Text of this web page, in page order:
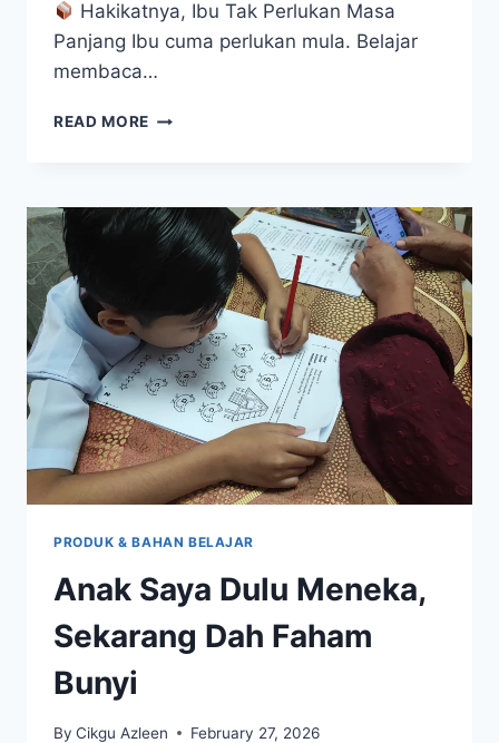
Hakikatnya, Ibu Tak Perlukan Masa
Panjang Ibu cuma perlukan mula. Belajar
membaca…
READ MORE TAK
15
MINIT
SEHARI
CUKUP
PRODUK & BAHAN BELAJAR
Anak Saya Dulu Meneka,
Sekarang Dah Faham
Bunyi
By Cikgu Azleen February 27, 2026